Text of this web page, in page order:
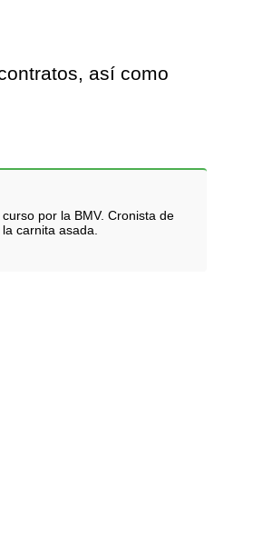
así como
por la BMV. Cronista de
carnita asada.